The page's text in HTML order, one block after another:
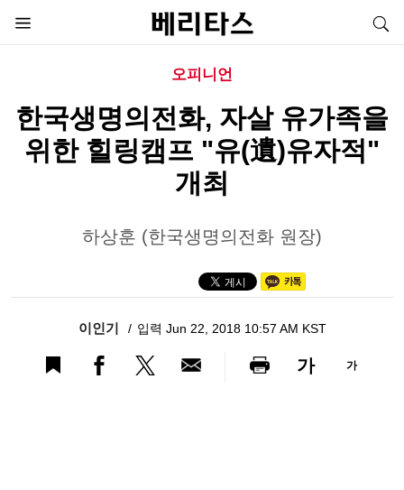
오피니언
한국생명의전화, 자살 유가족을
위한 힐링캠프 "유(遺)유자적"
개최
하상훈 (한국생명의전화 원장)
이인기 입력 Jun 22, 2018 10:57 AM KST
가 가